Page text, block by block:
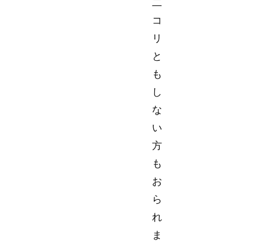
二
コ
リ
と
も
し
な
い
方
も
お
ら
れ
ま